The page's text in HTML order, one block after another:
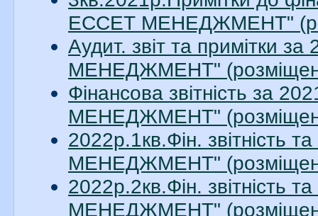
ЕССЕТ МЕНЕДЖМЕНТ"
Аудит. звіт та примітки
МЕНЕДЖМЕНТ"
Фінансова звітність за
МЕНЕДЖМЕНТ"
2022р.1кв.Фін.
МЕНЕДЖМЕНТ"
2022р.2кв.Фін.
МЕНЕДЖМЕНТ"